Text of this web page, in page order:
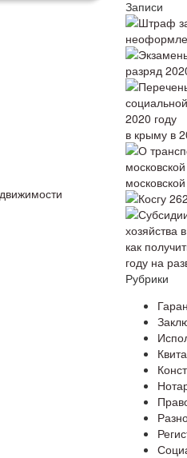
Записи
разряд
в крыму в
году на
Рубрики